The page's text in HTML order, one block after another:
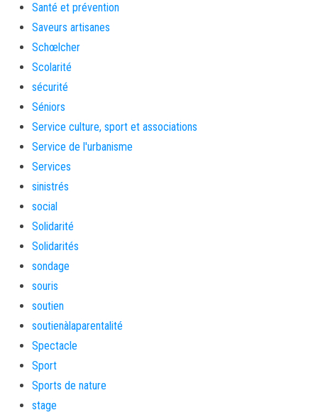
Santé et prévention
Saveurs artisanes
Schœlcher
Scolarité
sécurité
Séniors
Service culture, sport et associations
Service de l'urbanisme
Services
sinistrés
social
Solidarité
Solidarités
sondage
souris
soutien
soutienàlaparentalité
Spectacle
Sport
Sports de nature
stage